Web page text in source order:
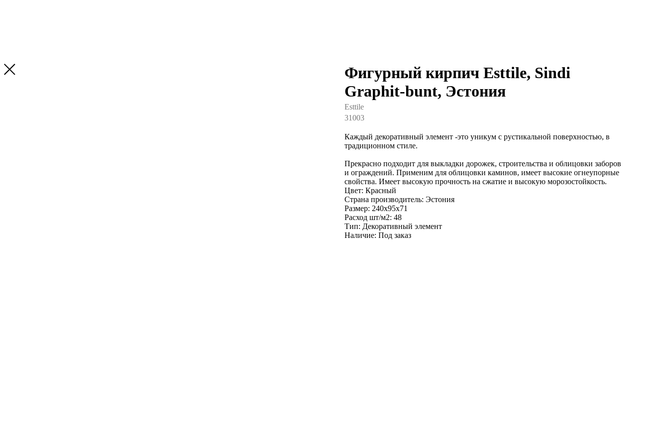
Фигурный кирпич Esttile, Sindi
Graphit-bunt, Эстония
Esttile
31003
Каждый декоративный элемент -это уникум с рустикальной поверхностью, в
традиционном стиле.
Прекрасно подходит для выкладки дорожек, строительства и облицовки заборов
и ограждений. Применим для облицовки каминов, имеет высокие огнеупорные
свойства. Имеет высокую прочность на сжатие и высокую морозостойкость.
Цвет: Красный
Страна производитель: Эстония
Размер: 240x95x71
Расход шт/м2: 48
Тип: Декоративный элемент
Наличие: Под заказ